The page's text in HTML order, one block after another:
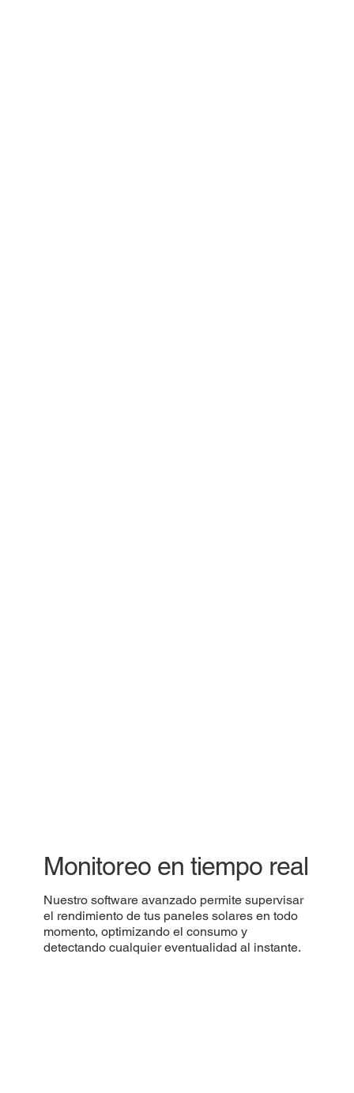
Monitoreo en tiempo real
Nuestro software avanzado permite supervisar
el rendimiento de tus paneles solares en todo
momento, optimizando el consumo y
detectando cualquier eventualidad al instante.